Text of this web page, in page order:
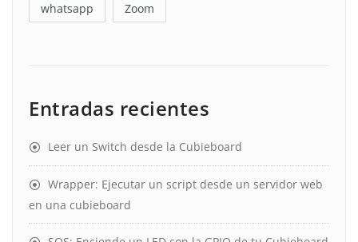
whatsapp Zoom
Entradas recientes
Leer un Switch desde la Cubieboard
Wrapper: Ejecutar un script desde un servidor web
en una cubieboard